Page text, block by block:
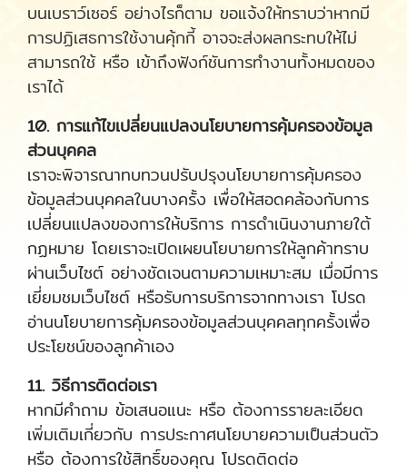
บนเบราว์เซอร์ อย่างไรก็ตาม ขอแจ้งให้ทราบว่าหากมี
การปฏิเสธการใช้งานคุ้กกี้ อาจจะส่งผลกระทบให้ไม่
สามารถใช้ หรือ เข้าถึงฟังก์ชันการทำงานทั้งหมดของ
เราได้
10. การแก้ไขเปลี่ยนแปลงนโยบายการคุ้มครองข้อมูล
ส่วนบุคคล
เราจะพิจารณาทบทวนปรับปรุงนโยบายการคุ้มครอง
ข้อมูลส่วนบุคคลในบางครั้ง เพื่อให้สอดคล้องกับการ
เปลี่ยนแปลงของการให้บริการ การดำเนินงานภายใต้
กฏหมาย โดยเราจะเปิดเผยนโยบายการให้ลูกค้าทราบ
ผ่านเว็บไซต์ อย่างชัดเจนตามความเหมาะสม เมื่อมีการ
เยี่ยมชมเว็บไซต์ หรือรับการบริการจากทางเรา โปรด
อ่านนโยบายการคุ้มครองข้อมูลส่วนบุคคลทุกครั้งเพื่อ
ประโยชน์ของลูกค้าเอง
11. วิธีการติดต่อเรา
หากมีคำถาม ข้อเสนอแนะ หรือ ต้องการรายละเอียด
เพิ่มเติมเกี่ยวกับ การประกาศนโยบายความเป็นส่วนตัว
หรือ ต้องการใช้สิทธิ์ของคุณ โปรดติดต่อ